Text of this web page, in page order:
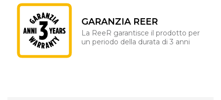
GARANZIA REER
La ReeR garantisce il prodotto per
un periodo della durata di 3 anni